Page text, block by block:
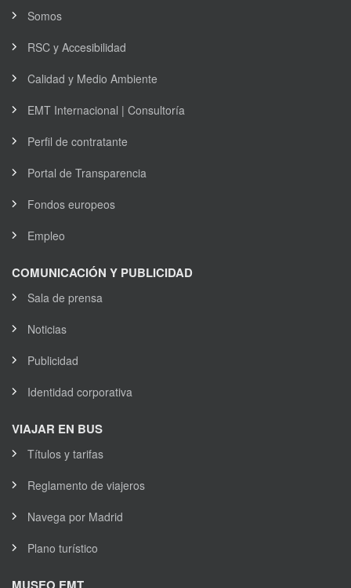
Somos
RSC y Accesibilidad
Calidad y Medio Ambiente
EMT Internacional | Consultoría
Perfil de contratante
Portal de Transparencia
Fondos europeos
Empleo
COMUNICACIÓN Y PUBLICIDAD
Sala de prensa
Noticias
Publicidad
Identidad corporativa
VIAJAR EN BUS
Títulos y tarifas
Reglamento de viajeros
Navega por Madrid
Plano turístico